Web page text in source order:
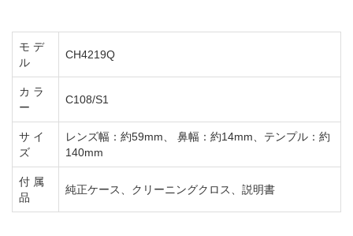
モ デ
ル
CH4219Q
カ ラ
ー
C108/S1
サ イ
ズ
レンズ幅：約59mm、 鼻幅：約14mm、テンプル：約
140mm
付 属
品
純正ケース、クリーニングクロス、説明書